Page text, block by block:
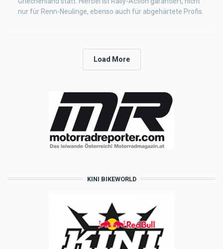
nur für Renn-Neulinge, ebenso auch für abgehärtete Profis.
Load More
KINI BIKEWORLD